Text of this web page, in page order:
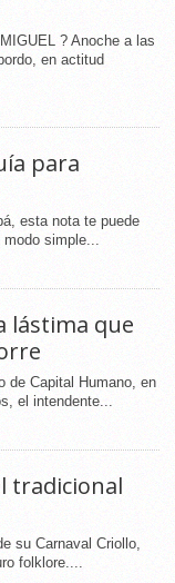
? Anoche a las
en actitud
para
esta nota te puede
simple...
lástima que
de Capital Humano, en
el intendente...
tradicional
su Carnaval Criollo,
folklore....